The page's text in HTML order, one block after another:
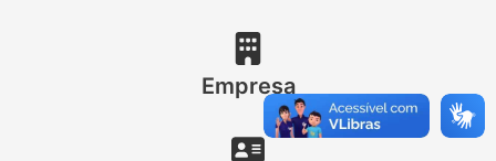
Empresa